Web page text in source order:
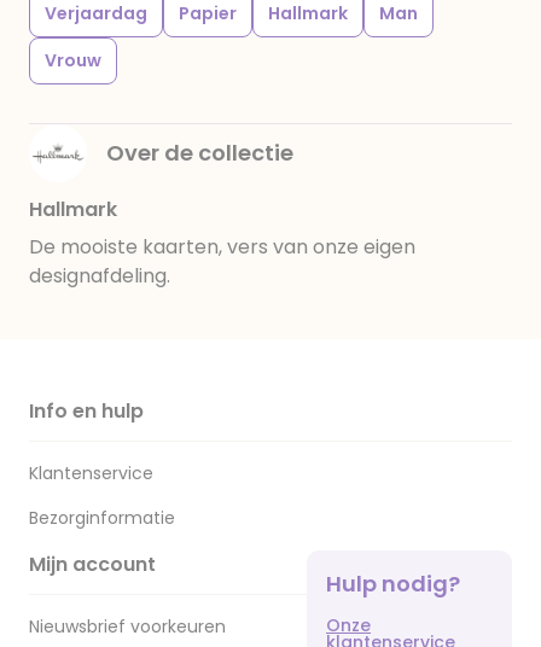
Verjaardag Papier Hallmark
Man
Vrouw
Over de collectie
Hallmark
De mooiste kaarten, vers van onze eigen
designafdeling.
Info en hulp
Klantenservice
Bezorginformatie
Mijn account
Nieuwsbrief voorkeuren
Hulp nodig?
Onze
klantenservice